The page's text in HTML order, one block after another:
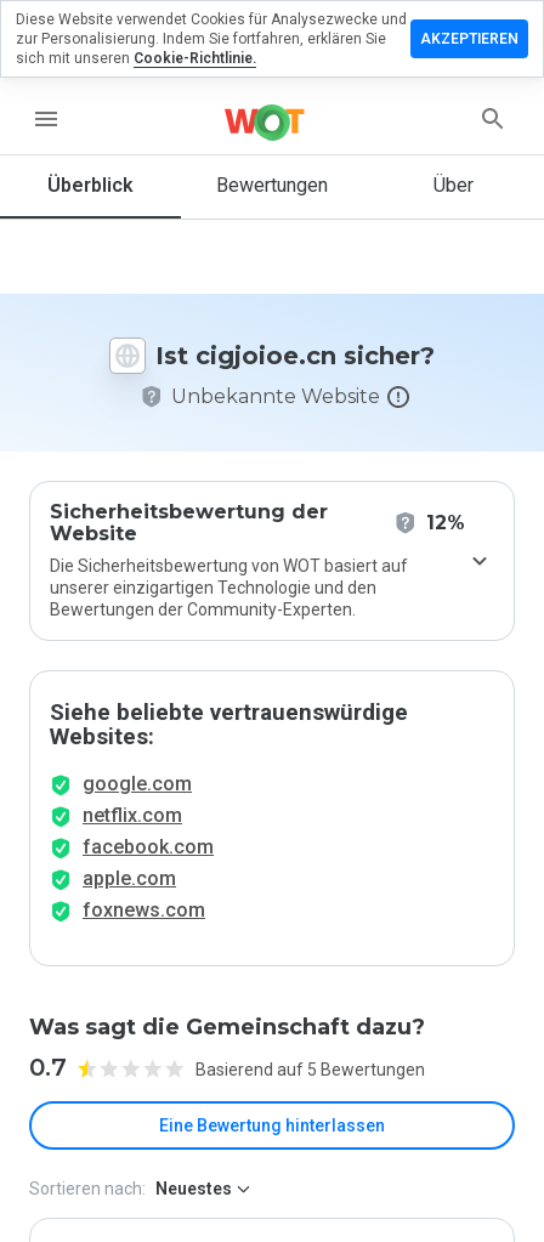
menu
Überblick Bewertungen Über
Ist cigjoioe.cn sicher?
Unbekannte Website
Sicherheitsbewertung der
Website
12%
Die Sicherheitsbewertung von WOT basiert auf
unserer einzigartigen Technologie und den
Bewertungen der Community-Experten.
Siehe beliebte vertrauenswürdige
Websites:
google.com
netflix.com
facebook.com
apple.com
foxnews.com
Was sagt die Gemeinschaft dazu?
0.7 Basierend auf 5 Bewertungen
Eine Bewertung hinterlassen
eine
würden
Sortieren nach: Neuestes
Diese Website verwendet Cookies für Analysezwecke und
zur Personalisierung. Indem Sie fortfahren, erklären Sie
sich mit unseren Cookie-Richtlinie.
AKZEPTIEREN